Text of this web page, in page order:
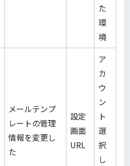
た
環
境
メールテンプ
レートの管理
情報を変更し
た
設定
画面
URL
ア
カ
ウ
ン
ト
選
択
し